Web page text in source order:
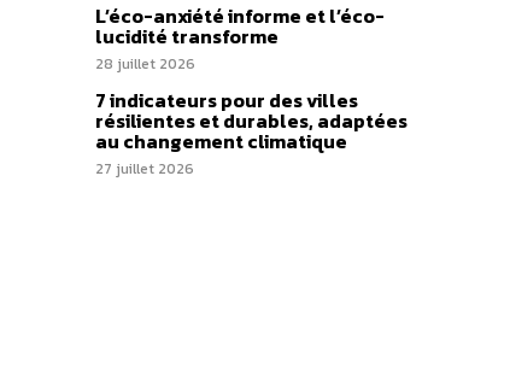
L’éco-anxiété informe et l’éco-
lucidité transforme
28 juillet 2026
7 indicateurs pour des villes
résilientes et durables, adaptées
au changement climatique
27 juillet 2026